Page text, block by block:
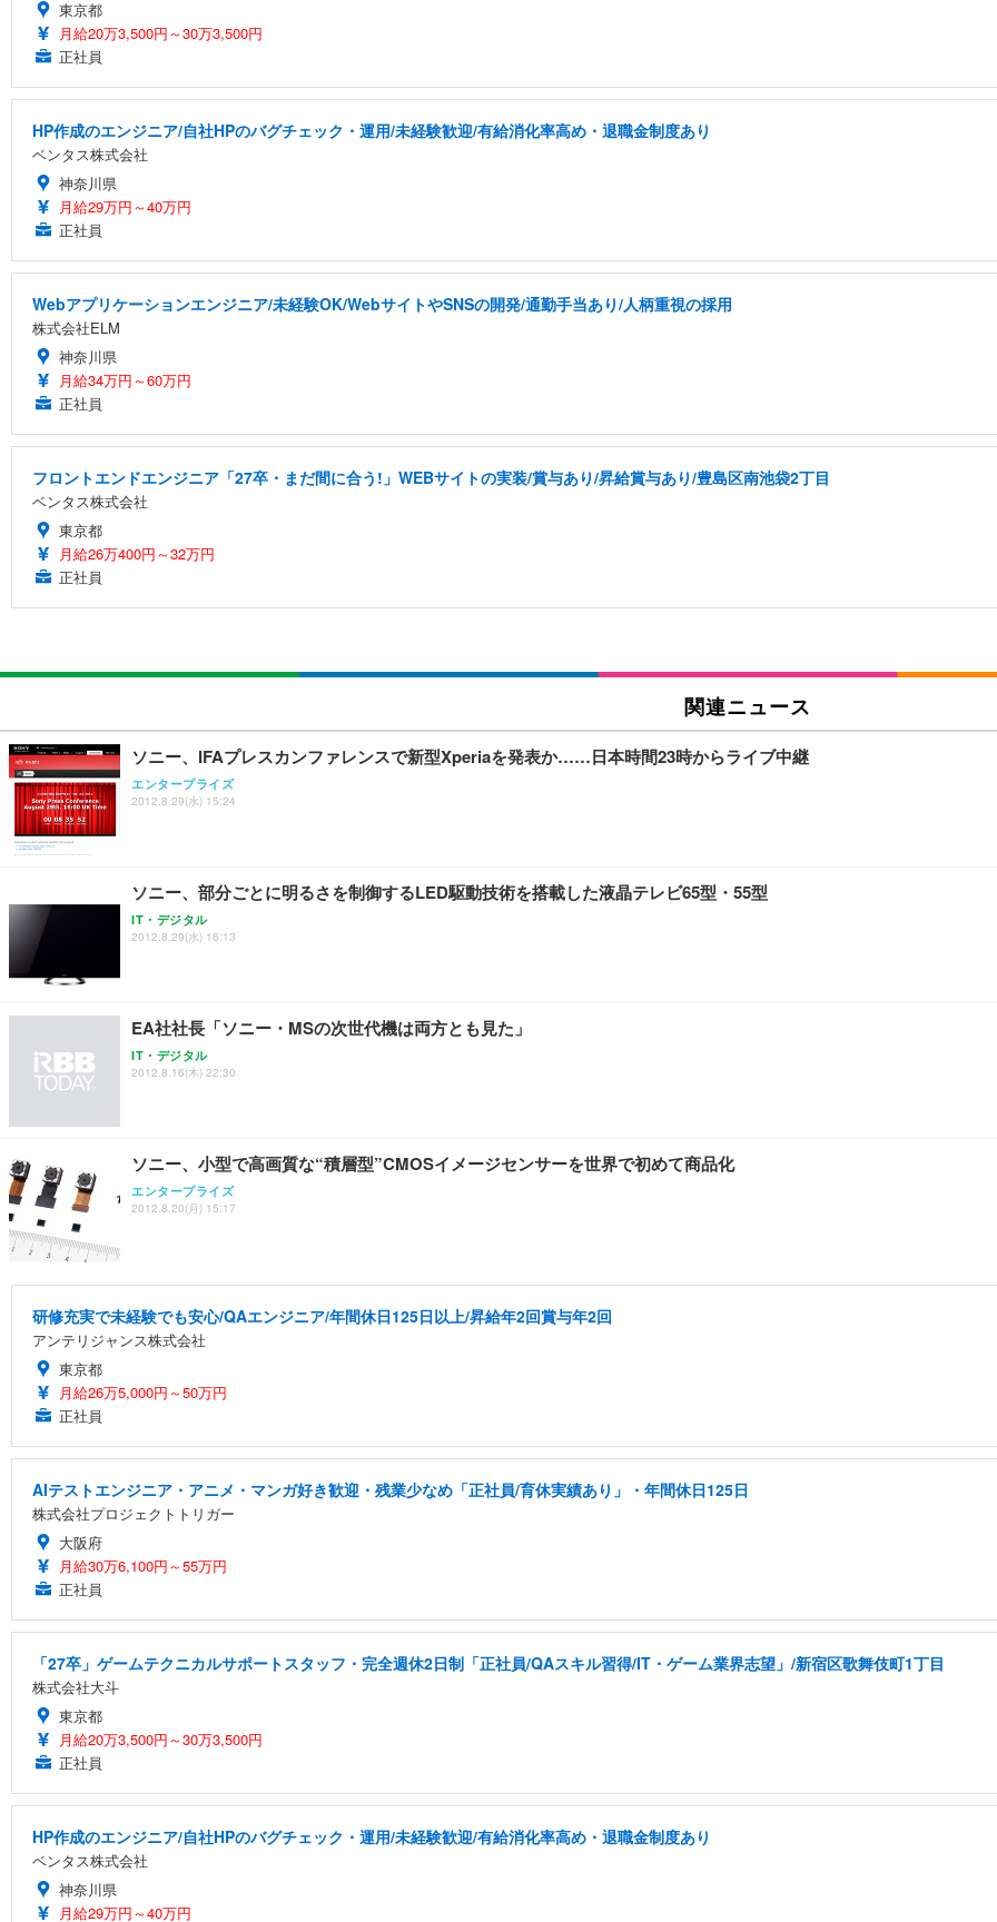
東京都
月給20万3,500円～30万3,500円
正社員
HP作成のエンジニア/自社HPのバグチェック・運用/未経験歓迎/有給消化率高め・退職金制度あり
ベンタス株式会社
神奈川県
月給29万円～40万円
正社員
Webアプリケーションエンジニア/未経験OK/WebサイトやSNSの開発/通勤手当あり/人柄重視の採用
株式会社ELM
神奈川県
月給34万円～60万円
正社員
フロントエンドエンジニア「27卒・まだ間に合う!」WEBサイトの実装/賞与あり/昇給賞与あり/豊島区南池袋2丁目
ベンタス株式会社
東京都
月給26万400円～32万円
正社員
関連ニュース
ソニー、IFAプレスカンファレンスで新型Xperiaを発表か……日本時間23時からライブ中継
エンタープライズ
2012.8.29(水) 15:24
ソニー、部分ごとに明るさを制御するLED駆動技術を搭載した液晶テレビ65型・55型
IT・デジタル
2012.8.29(水) 16:13
EA社社長「ソニー・MSの次世代機は両方とも見た」
IT・デジタル
2012.8.16(木) 22:30
ソニー、小型で高画質な“積層型”CMOSイメージセンサーを世界で初めて商品化
エンタープライズ
2012.8.20(月) 15:17
研修充実で未経験でも安心/QAエンジニア/年間休日125日以上/昇給年2回賞与年2回
アンテリジャンス株式会社
東京都
月給26万5,000円～50万円
正社員
AIテストエンジニア・アニメ・マンガ好き歓迎・残業少なめ「正社員/育休実績あり」・年間休日125日
株式会社プロジェクトトリガー
大阪府
月給30万6,100円～55万円
正社員
「27卒」ゲームテクニカルサポートスタッフ・完全週休2日制「正社員/QAスキル習得/IT・ゲーム業界志望」/新宿区歌舞伎町1丁目
株式会社大斗
東京都
月給20万3,500円～30万3,500円
正社員
HP作成のエンジニア/自社HPのバグチェック・運用/未経験歓迎/有給消化率高め・退職金制度あり
ベンタス株式会社
神奈川県
月給29万円～40万円